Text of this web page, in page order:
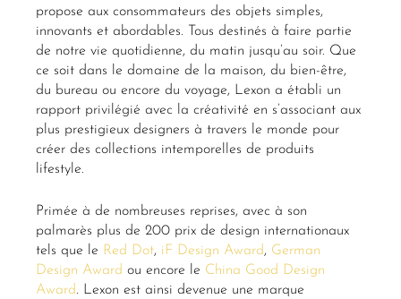
propose aux consommateurs des objets simples,
innovants et abordables. Tous destinés à faire partie
de notre vie quotidienne, du matin jusqu’au soir. Que
ce soit dans le domaine de la maison, du bien-être,
du bureau ou encore du voyage, Lexon a établi un
rapport privilégié avec la créativité en s’associant aux
plus prestigieux designers à travers le monde pour
créer des collections intemporelles de produits
lifestyle.
Primée à de nombreuses reprises, avec à son
palmarès plus de 200 prix de design internationaux
tels que le Red Dot, iF Design Award, German
Design Award ou encore le China Good Design
Award. Lexon est ainsi devenue une marque